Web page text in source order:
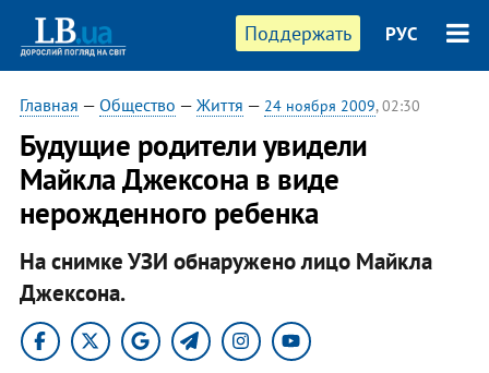
Поддержать РУС
Главная — Общество — Життя — 24 ноября 2009, 02:30
Будущие родители увидели
Майкла Джексона в виде
нерожденного ребенка
На снимке УЗИ обнаружено лицо Майкла
Джексона.